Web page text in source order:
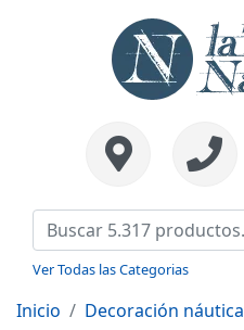
Ver Todas las Categorias
Inicio Decoración náutica